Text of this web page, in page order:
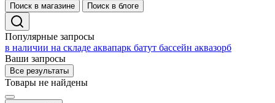
Поиск в магазине
Поиск в блоге
Популярные запросы
в наличии на складе аквапарк батут бассейн аквазорб
Ваши запросы
Все результаты
Товары не найдены